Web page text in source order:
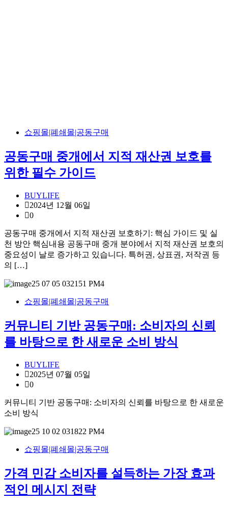
쇼핑몰|폐쇄몰|공동구매
공동구매 중개에서 지적 재산권 보호를
위한 필수 가이드
BUYLIFE
2024년 12월 06일
0
공동구매 중개에서 지적 재산권 보호하기: 핵심 가이드 및 실
천 방안 핵심내용 공동구매 중개 분야에서 지적 재산권 보호의
중요성이 날로 증가하고 있습니다. 특허권, 상표권, 저작권 등
의 […]
쇼핑몰|폐쇄몰|공동구매
커뮤니티 기반 공동구매: 소비자의 신뢰
를 바탕으로 한 새로운 소비 방식
BUYLIFE
2025년 07월 05일
0
커뮤니티 기반 공동구매: 소비자의 신뢰를 바탕으로 한 새로운
소비 방식
쇼핑몰|폐쇄몰|공동구매
가격 민감 소비자를 설득하는 가장 효과
적인 메시지 전략